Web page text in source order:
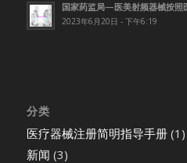
国家药监局—医美射频器械按照
2023年6月20日 - 下午6:19
分类
医疗器械注册简明指导手册(1)
新闻 (3)